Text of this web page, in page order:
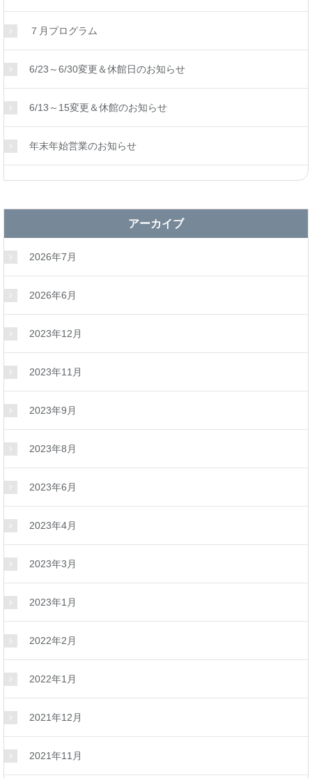
７月プログラム
6/23～6/30変更＆休館日のお知らせ
6/13～15変更＆休館のお知らせ
年末年始営業のお知らせ
アーカイブ
2026年7月
2026年6月
2023年12月
2023年11月
2023年9月
2023年8月
2023年6月
2023年4月
2023年3月
2023年1月
2022年2月
2022年1月
2021年12月
2021年11月